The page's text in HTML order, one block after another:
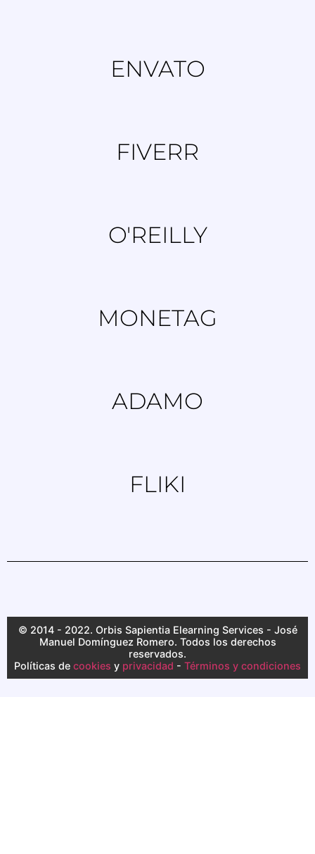
ENVATO
FIVERR
O'REILLY
MONETAG
ADAMO
FLIKI
© 2014 - 2022. Orbis Sapientia Elearning Services - José
Manuel Domínguez Romero. Todos los derechos
reservados.
Políticas de cookies y privacidad - Términos y condiciones